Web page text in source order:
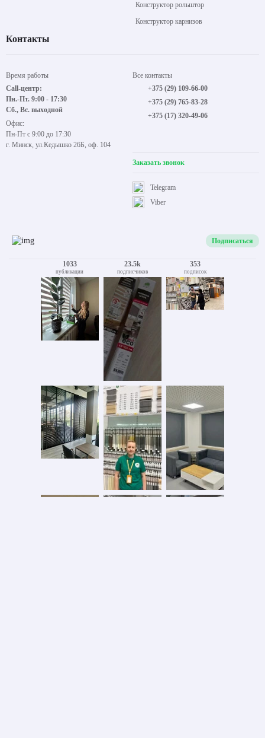
Конструктор рольштор
Конструктор карнизов
Контакты
Время работы
Call-центр:
Пн.-Пт. 9:00 - 17:30
Сб., Вс. выходной
Офис:
Пн-Пт с 9:00 до 17:30
г. Минск, ул.Кедышко 26Б, оф. 104
Все контакты
+375 (29) 109-66-00
+375 (29) 765-83-28
+375 (17) 320-49-06
Заказать звонок
Viber
Telegram
Подписаться
1033
публикации
23.5k
подписчиков
353
подписок